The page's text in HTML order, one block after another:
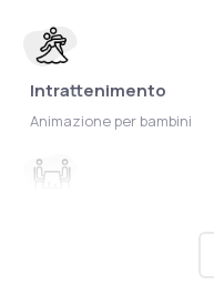
Intrattenimento
Animazione per bambini